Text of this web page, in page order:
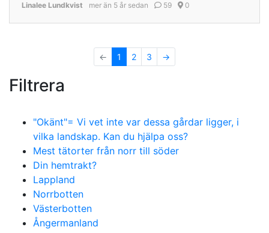
Linalee Lundkvist mer än 5 år sedan 59 0
← 1 2 3 →
Filtrera
"Okänt"= Vi vet inte var dessa gårdar ligger, i
vilka landskap. Kan du hjälpa oss?
Mest tätorter från norr till söder
Din hemtrakt?
Lappland
Norrbotten
Västerbotten
Ångermanland